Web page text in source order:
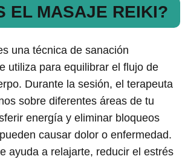
EL MASAJE REIKI?
una técnica de sanación
utiliza para equilibrar el flujo de
Durante la sesión, el terapeuta
sobre diferentes áreas de tu
energía y eliminar bloqueos
causar dolor o enfermedad.
ayuda a relajarte, reducir el estrés